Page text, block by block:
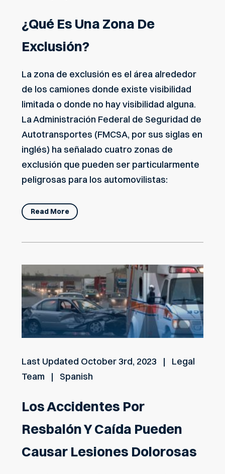
¿Qué Es Una Zona De
Exclusión?
La zona de exclusión es el área alrededor
de los camiones donde existe visibilidad
limitada o donde no hay visibilidad alguna.
La Administración Federal de Seguridad de
Autotransportes (FMCSA, por sus siglas en
inglés) ha señalado cuatro zonas de
exclusión que pueden ser particularmente
peligrosas para los automovilistas:
Read More
Last Updated October 3rd, 2023
Legal
Team
Spanish
Los Accidentes Por
Resbalón Y Caída Pueden
Causar Lesiones Dolorosas